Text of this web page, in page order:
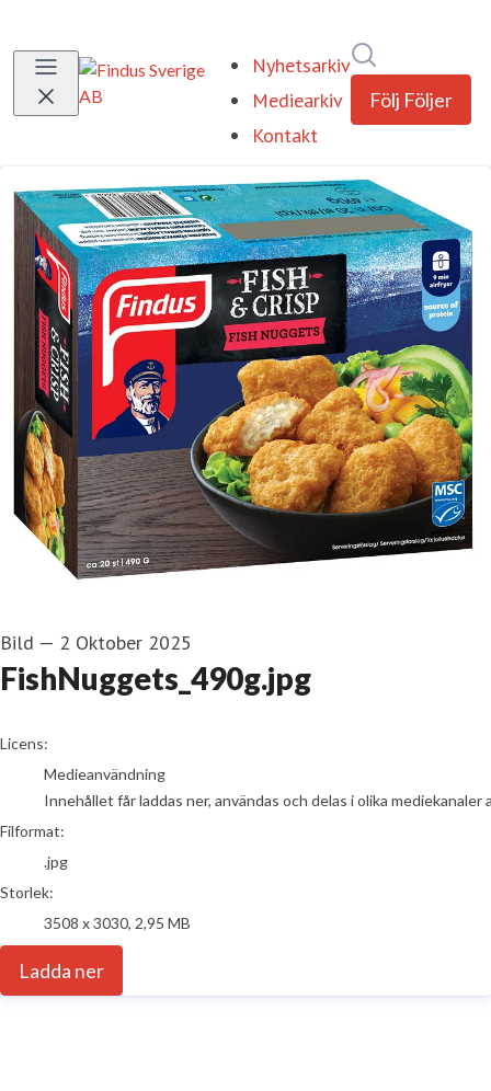
Nyhetsarkiv
Mediearkiv
Kontakt
Följ Följer
Bild — 2 Oktober 2025
FishNuggets_490g.jpg
go to media item
Licens:
Medieanvändning
Innehållet får laddas ner, användas och delas i olika
Filformat:
.jpg
Storlek:
3508 x 3030, 2,95 MB
Ladda ner